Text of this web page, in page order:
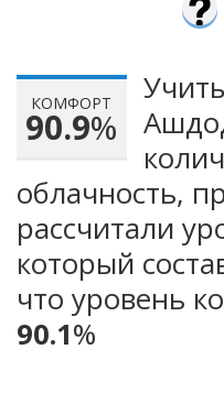
КОМФОРТ
90.9%
облачность,
рассчитали
который
что уровень
90.1%